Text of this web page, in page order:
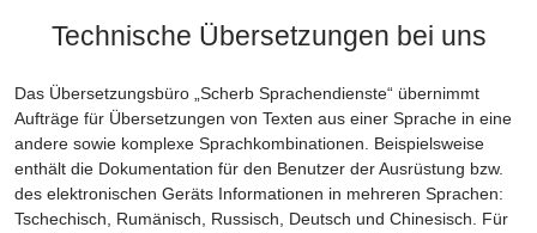
Technische Übersetzungen bei uns
Das Übersetzungsbüro „Scherb Sprachendienste“ übernimmt
Aufträge für Übersetzungen von Texten aus einer Sprache in eine
andere sowie komplexe Sprachkombinationen. Beispielsweise
enthält die Dokumentation für den Benutzer der Ausrüstung bzw.
des elektronischen Geräts Informationen in mehreren Sprachen:
Tschechisch, Rumänisch, Russisch, Deutsch und Chinesisch. Für